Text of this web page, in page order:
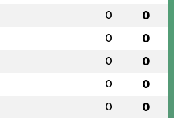
0 0
0 0
0 0
0 0
0 0